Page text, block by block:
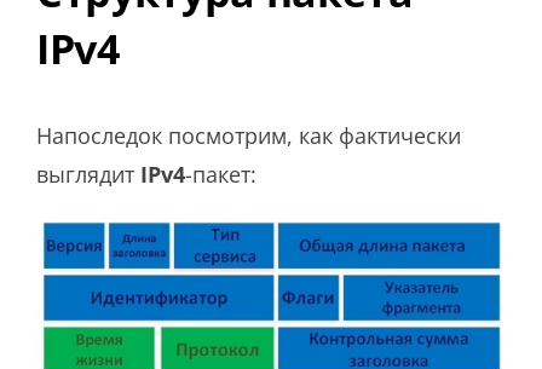
IPv4
Напоследок посмотрим, как фактически
выглядит IPv4-пакет: